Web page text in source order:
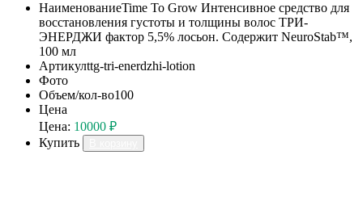
НаименованиеTime To Grow Интенсивное средство для
восстановления густоты и толщины волос ТРИ-
ЭНЕРДЖИ фактор 5,5% лосьон. Содержит NeuroStab™,
100 мл
Артикулttg-tri-enerdzhi-lotion
Фото
Объем/кол-во100
Цена
Цена: 10000 ₽
Купить